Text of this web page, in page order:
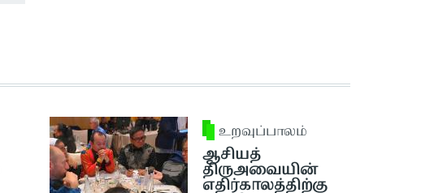
உறவுப்பாலம்
ஆசியத்
திருஅவையின்
எதிர்காலத்திற்கு